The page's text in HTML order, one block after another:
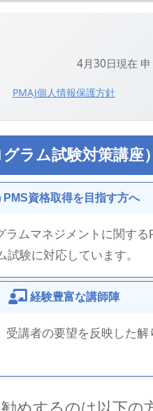
4月30日現在
PMAJ個人情報保護方針
ラム試験対策講座
PMS資格取得を目指す方へ
ラムマネジメントに関する
試験に対応しています。
経験豊富な講師陣
受講者の要望を反映した解